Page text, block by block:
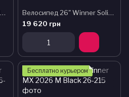
Велосипед 24" WINNER IBIZA 2024 складной голубой
Велосипед 26" Winner Solid FX 2026 зелений
19 620 грн
Бесплатно курьером